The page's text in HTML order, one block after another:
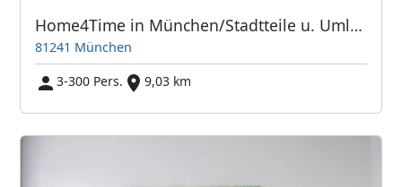
Home4Time in München/Stadtteile u. Umland
81241 München
3-300 Pers.
9,03 km